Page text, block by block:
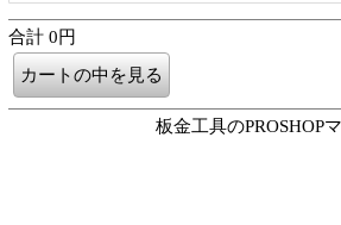
合計 0円
板金工具のPROSHOP